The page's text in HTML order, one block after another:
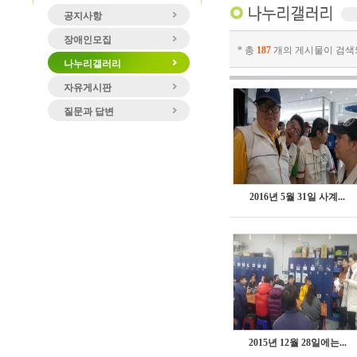
공지사항
장애인모집
나누리갤러리
자유게시판
질문과 답변
* 총 187 개의 게시물이 검
2016년 5월 31일 사계...
2015년 12월 28일에는...